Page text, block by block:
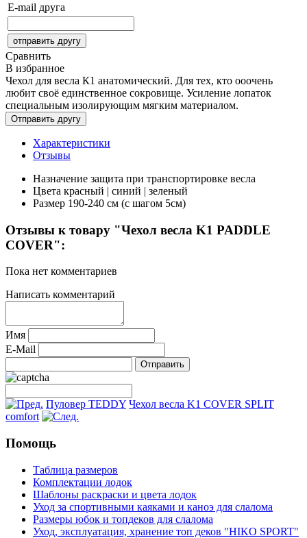
E-mail друга
Сравнить
В избранное
Чехол для весла К1 анатомический. Для тех, кто ооочень
любит своё единственное сокровище. Усиление лопаток
специальным изолирующим мягким материалом.
Характеристики
Отзывы
Назначение защита при транспортировке весла
Цвета красный | синий | зеленый
Размер 190-240 см (с шагом 5см)
Отзывы к товару "Чехол весла K1 PADDLE
COVER":
Пока нет комментариев
Написать комментарий
Имя
E-Mail
Пуловер TEDDY Чехол весла K1 COVER SPLIT
comfort
Помощь
Таблица размеров
Комплектации лодок
Шаблоны раскраски и цвета лодок
Уход за спортивными каяками и каноэ для слалома
Размеры юбок и топдеков для слалома
Уход, эксплуатация, хранение топ деков "HIKO SPORT"